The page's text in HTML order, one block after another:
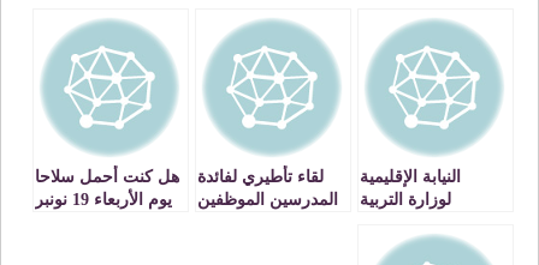
النيابة الإقليمية
لوزارة التربية
ببوعرفة
لقاء تأطيري لفائدة
المدرسين الموظفين
هل كنت أحمل سلاحا
يوم الأربعاء 19 نونبر